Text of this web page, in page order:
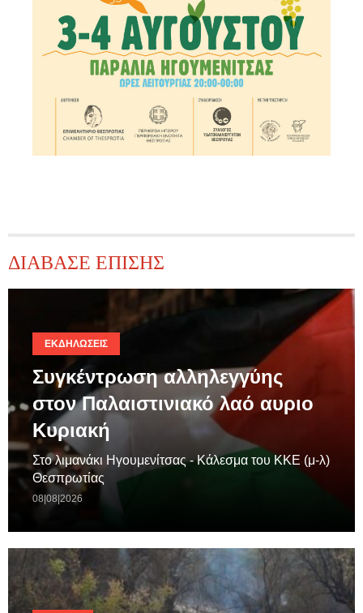
ΔΙΑΒΑΣΕ ΕΠΙΣΗΣ
ΕΚΔΗΛΏΣΕΙΣ
Συγκέντρωση αλληλεγγύης
στον Παλαιστινιακό λαό αυριο
Κυριακή
Στο λιμανάκι Ηγουμενίτσας - Κάλεσμα του ΚΚΕ (μ-λ)
Θεσπρωτίας
08|08|2026